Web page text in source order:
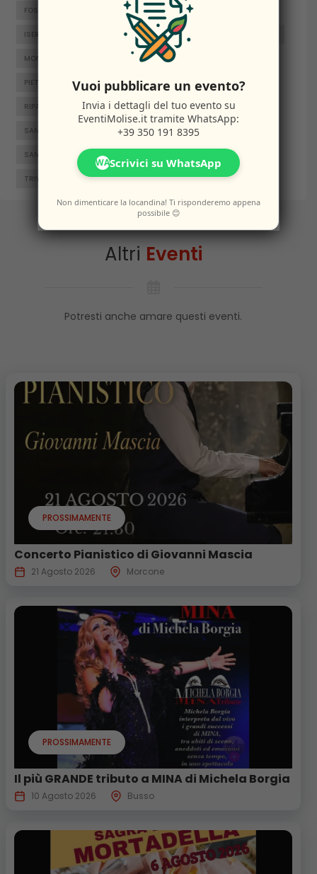
FOSSALTO FROSOLONE GAMBATESA
ISERNIA LARINO MACCHIAGODENA
MONTENERO DI BISACCIA ORATINO
PIETRABBONDANTE PIETRACATELLA RICCIA
RIPALIMOSANI ROCCAMANDOLFI ROTELLO
SAN GIACOMO DEGLI SCHIAVONI SAN MASSIMO
SANTA CROCE DI MAGLIANO
TRIVENTO VENAFRO VINCHIATURO
Altri Eventi
Potresti anche amare questi eventi.
PROSSIMAMENTE
Concerto Pianistico di Giovanni Mascia
21 Agosto 2026 Morcone
PROSSIMAMENTE
Il più GRANDE tributo a MINA di Michela Borgia
10 Agosto 2026 Busso
Vuoi pubblicare un evento?
Invia i dettagli del tuo evento su
EventiMolise.it tramite WhatsApp:
+39 350 191 8395
WAScrivici su WhatsApp
Non dimenticare la locandina! Ti risponderemo appena
possibile 😊